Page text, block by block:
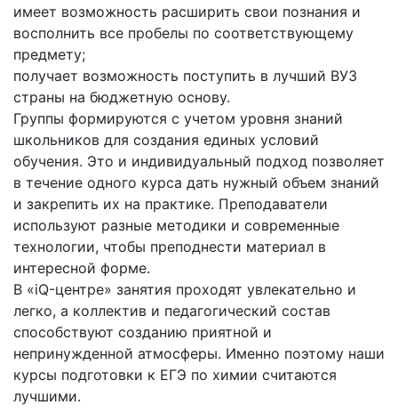
имеет возможность расширить свои познания и
восполнить все пробелы по соответствующему
предмету;
получает возможность поступить в лучший ВУЗ
страны на бюджетную основу.
Группы формируются с учетом уровня знаний
школьников для создания единых условий
обучения. Это и индивидуальный подход позволяет
в течение одного курса дать нужный объем знаний
и закрепить их на практике. Преподаватели
используют разные методики и современные
технологии, чтобы преподнести материал в
интересной форме.
В «iQ-центре» занятия проходят увлекательно и
легко, а коллектив и педагогический состав
способствуют созданию приятной и
непринужденной атмосферы. Именно поэтому наши
курсы подготовки к ЕГЭ по химии считаются
лучшими.